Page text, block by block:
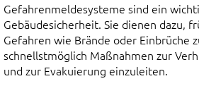
Gefahrenmeldesysteme sind ein
Gebäudesicherheit. Sie dienen dazu,
Gefahren wie Brände oder Einbrüche
schnellstmöglich Maßnahmen zur
und zur Evakuierung einzuleiten.